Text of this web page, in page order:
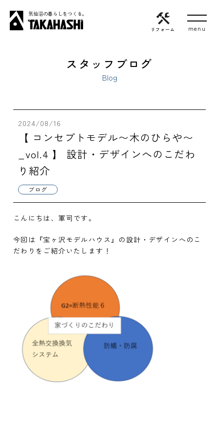
気仙沼の暮らしをつくる。
リフォーム
スタッフブログ
Blog
2024/08/16
【 コンセプトモデル〜木のひらや〜
_vol.4 】 設計・デザインへのこだわ
り紹介
ブログ
こんにちは、軍司です。
今回は『宝ヶ沢モデルハウス』の設計・デザインへのこ
だわりをご紹介いたします！